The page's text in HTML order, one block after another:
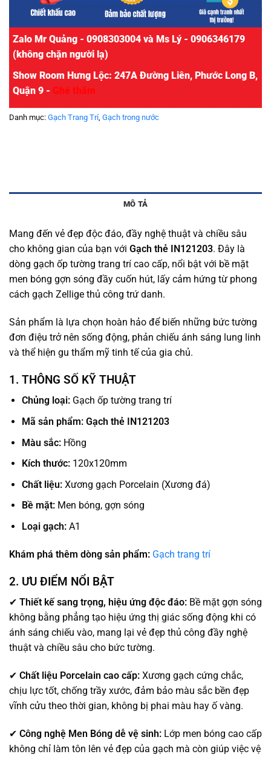
Zalo Mr Quảng - 0908303004 và Ms Lý - 0906346179
(không chặn người lạ)
Show Room Hưng Lộc: 247A Đường Liên, Phước Long B,
Quận 9 - Ghé thăm
Danh mục: Gạch Trang Trí, Gạch trong nước
MÔ TẢ
Mang đến vẻ đẹp độc đáo, đầy nghệ thuật và chiều sâu
cho không gian của bạn với Gạch thẻ IN121203. Đây là
dòng gạch ốp tường trang trí cao cấp, nổi bật với bề mặt
men bóng gợn sóng đầy cuốn hút, lấy cảm hứng từ phong
cách gạch Zellige thủ công trứ danh.
Sản phẩm là lựa chọn hoàn hảo để biến những bức tường
đơn điệu trở nên sống động, phản chiếu ánh sáng lung linh
và thể hiện gu thẩm mỹ tinh tế của gia chủ.
1. THÔNG SỐ KỸ THUẬT
Chủng loại:Gạch ốp tường trang trí
Mã sản phẩm: Gạch thẻ IN121203
Màu sắc: Hồng
Kích thước:120x120mm
Chất liệu:Xương gạch Porcelain (Xương đá)
Bề mặt:Men bóng, gợn sóng
Loại gạch:A1
Khám phá thêm dòng sản phẩm: Gạch trang trí
2. ƯU ĐIỂM NỔI BẬT
✔ Thiết kế sang trọng, hiệu ứng độc đáo: Bề mặt gợn sóng
không bằng phẳng tạo hiệu ứng thị giác sống động khi có
ánh sáng chiếu vào, mang lại vẻ đẹp thủ công đầy nghệ
thuật và chiều sâu cho bức tường.
✔ Chất liệu Porcelain cao cấp: Xương gạch cứng chắc,
chịu lực tốt, chống trầy xước, đảm bảo màu sắc bền đẹp
vĩnh cửu theo thời gian, không bị phai màu hay ố vàng.
✔ Công nghệ Men Bóng dễ vệ sinh: Lớp men bóng cao cấp
không chỉ làm tôn lên vẻ đẹp của gạch mà còn giúp việc vệ